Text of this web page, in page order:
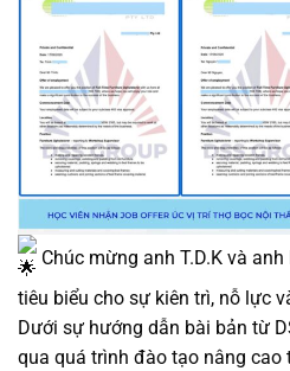
Chúc mừng anh T.D.K và
tiêu biểu cho sự kiên trì, nỗ lực
Dưới sự hướng dẫn bài bản từ
qua quá trình đào tạo nâng cao